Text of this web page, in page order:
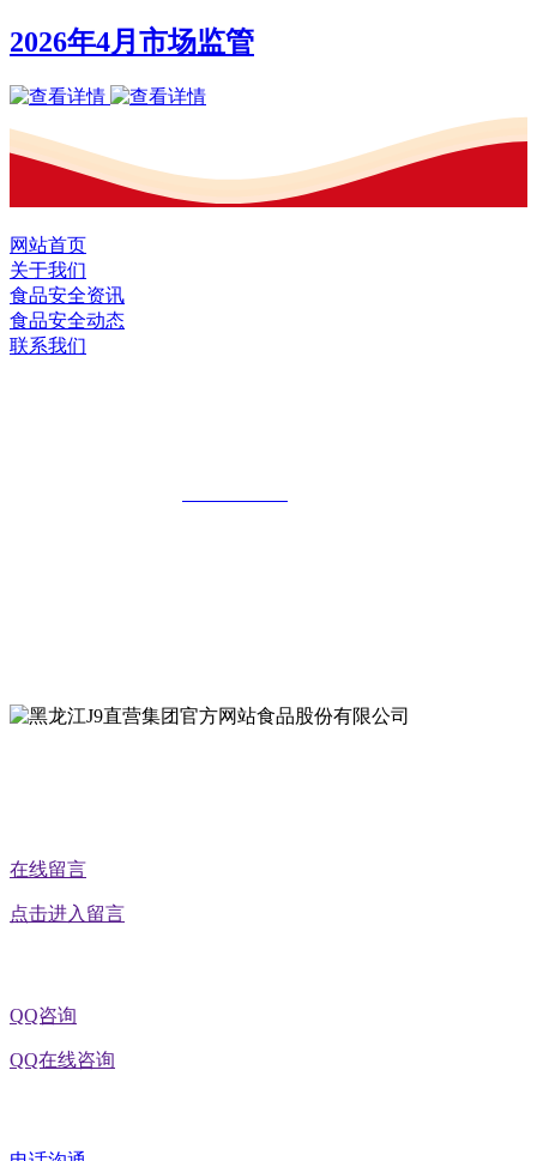
2026年4月市场监管
网站首页
关于我们
食品安全资讯
食品安全动态
联系我们
在线留言
点击进入留言
QQ咨询
QQ在线咨询